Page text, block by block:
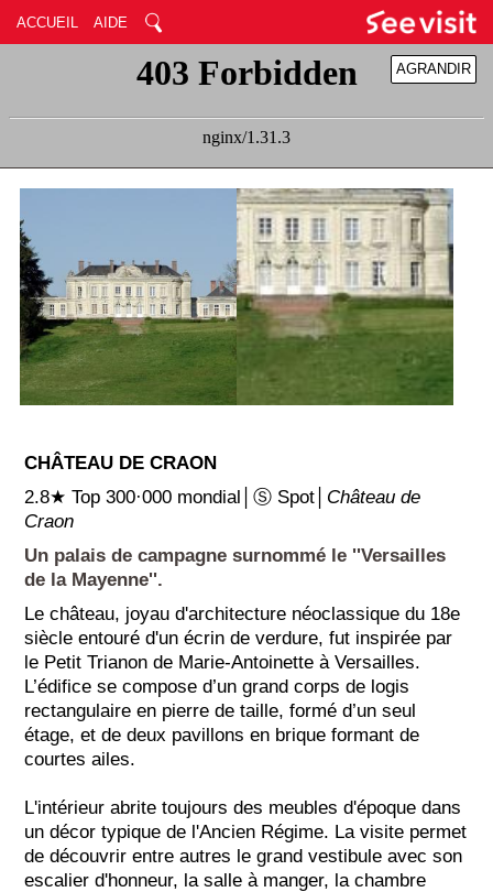
ACCUEIL AIDE
RÉDUIRE
AGRANDIR
CHÂTEAU DE CRAON
2.8★ Top 300·000 mondial│Ⓢ Spot│ Château de
Craon
Un palais de campagne surnommé le ''Versailles
de la Mayenne''.
Le château, joyau d'architecture néoclassique du 18e
siècle entouré d'un écrin de verdure, fut inspirée par
le Petit Trianon de Marie-Antoinette à Versailles.
L’édifice se compose d’un grand corps de logis
rectangulaire en pierre de taille, formé d’un seul
étage, et de deux pavillons en brique formant de
courtes ailes.
L'intérieur abrite toujours des meubles d'époque dans
un décor typique de l'Ancien Régime. La visite permet
de découvrir entre autres le grand vestibule avec son
escalier d'honneur, la salle à manger, la chambre